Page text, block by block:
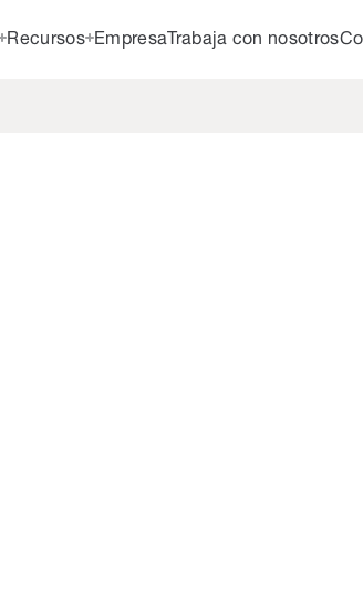
Recursos EmpresaTrabaja con nosotros